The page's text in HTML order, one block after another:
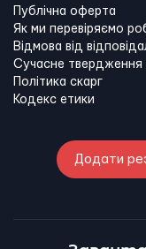
Публічна оферта
Як ми перевіряємо
Відмова від
Сучасне твердження
Політика скарг
Кодекс етики
Додати